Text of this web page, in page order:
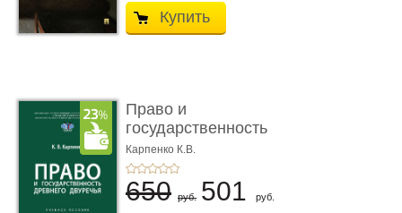
Купить
Право и
государственность
Древнего Двуречья. �
...
Карпенко К.В.
650 руб. 501 руб.